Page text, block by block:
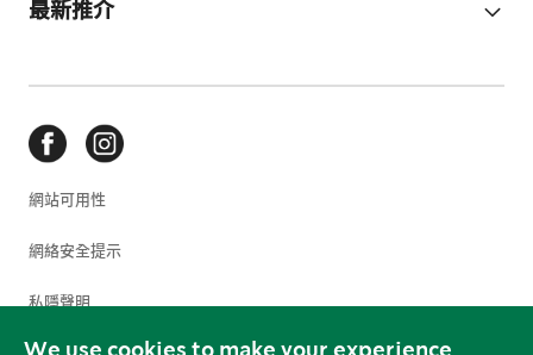
We use cookies to make your experience
最新推介
網站可用性
網絡安全提示
私隱聲明